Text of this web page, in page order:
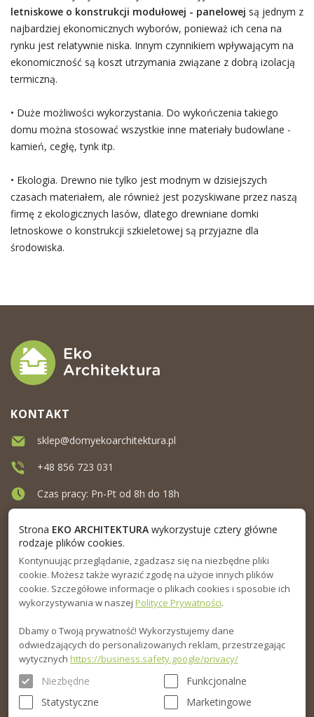
letniskowe o konstrukcji modułowej - panelowej są jednym z
najbardziej ekonomicznych wyborów, ponieważ ich cena na
rynku jest relatywnie niska. Innym czynnikiem wpływającym na
ekonomiczność są koszt utrzymania związane z dobrą izolacją
termiczną.
• Duże możliwości wykorzystania. Do wykończenia takiego
domu można stosować wszystkie inne materiały budowlane -
kamień, cegłę, tynk itp.
• Ekologia. Drewno nie tylko jest modnym w dzisiejszych
czasach materiałem, ale również jest pozyskiwane przez naszą
firmę z ekologicznych lasów, dlatego drewniane domki
letnoskowe o konstrukcji szkieletowej są przyjazne dla
środowiska.
MENU
INFORMACJA
PORADNIK
KONTAKT
sklep@domyekoarchitektura.pl
+48 856 723 031
Czas pracy: Pn-Pt od 8h do 18h
Strona EKO ARCHITEKTURAwykorzystuje cztery główne
rodzaje plików cookies.
Kontynuując przeglądanie, zgadzasz się na niezbędne pliki
cookie. Możesz także wyrazić zgodę na użycie innych plików
cookie. Szczegółowe informacje o plikach cookies i sposobie ich
wykorzystywania w naszej Polityce Prywatności.
Dbamy o Twoją prywatność! Wykorzystujemy dane
odwiedzających do personalizowanych reklam, przestrzegając
wytycznych https://business.safety.google/privacy/
Niezbędne
Funkcjonalne
Statystyczne
Marketingowe